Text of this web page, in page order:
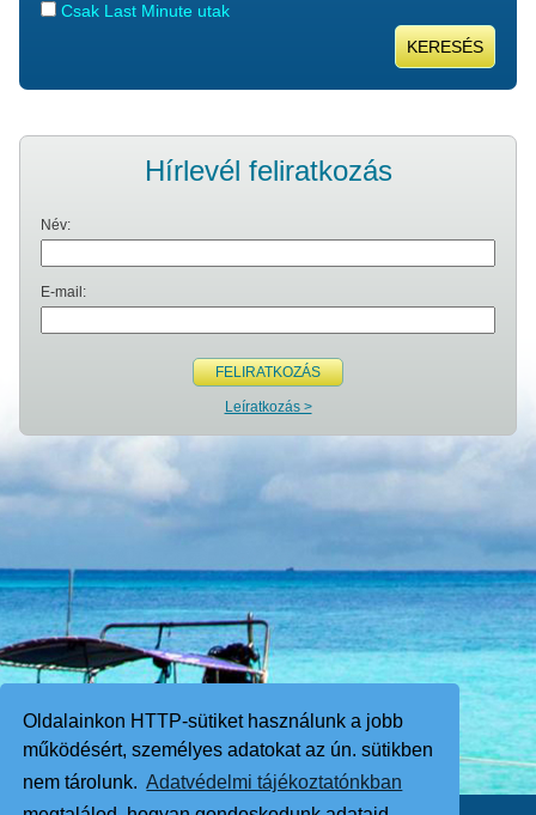
Oldalainkon HTTP-sütiket használunk a jobb
működésért, személyes adatokat az ún. sütikben
nem tárolunk. Adatvédelmi tájékoztatónkban
Csak Last Minute utak
KERESÉS
Hírlevél feliratkozás
Név:
E-mail:
FELIRATKOZÁS
Leíratkozás >